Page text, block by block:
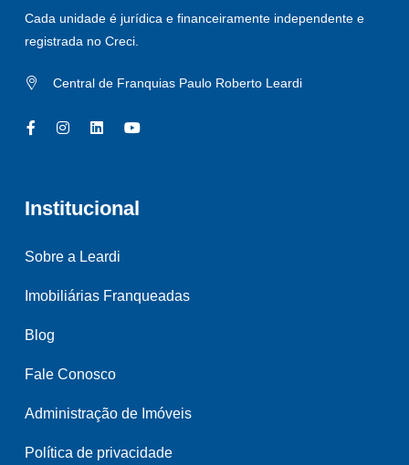
Cada unidade é jurídica e financeiramente independente e
registrada no Creci.
Central de Franquias Paulo Roberto Leardi
Institucional
Sobre a Leardi
Imobiliárias Franqueadas
Blog
Fale Conosco
Administração de Imóveis
Política de privacidade